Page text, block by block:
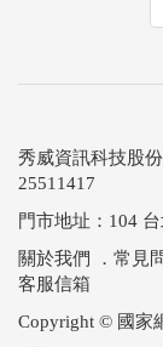
秀威資訊科技股
25511417
門市地址：104
關於我們
． 常見
客服信箱
Copyright © 國家